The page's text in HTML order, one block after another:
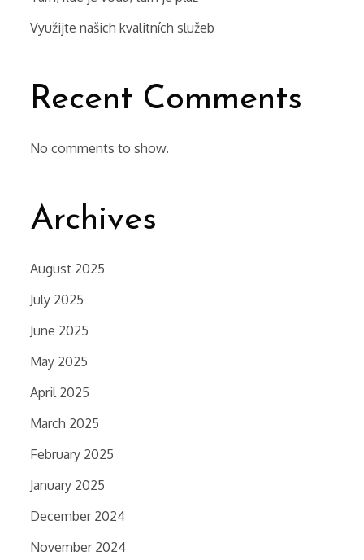
Využijte našich kvalitních služeb
Recent Comments
No comments to show.
Archives
August 2025
July 2025
June 2025
May 2025
April 2025
March 2025
February 2025
January 2025
December 2024
November 2024